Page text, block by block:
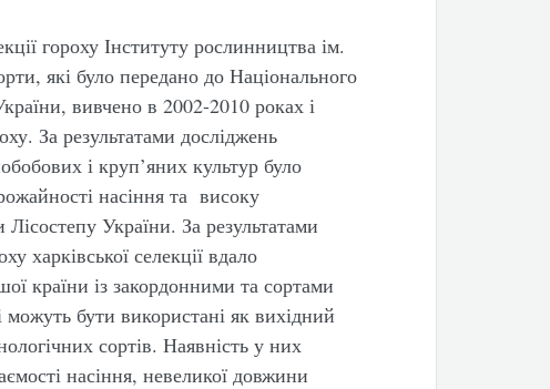
гороху Інституту рослинництва ім.
які було передано до Національного
вивчено в 2002-2010 роках і
За результатами досліджень
і круп’яних культур було
насіння та високу
України. За результатами
харківської селекції вдало
країни із закордонними та сортами
бути використані як вихідний
сортів. Наявність у них
насіння, невеликої довжини